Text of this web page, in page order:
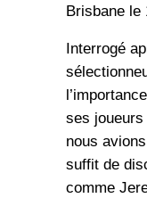
Brisbane le
Interrogé
ses joueurs
nous
suffit de
comme